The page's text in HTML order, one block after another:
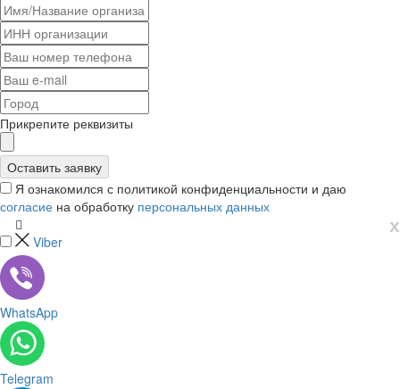
Прикрепите реквизиты
Я ознакомился с политикой конфиденциальности и даю
согласие на обработку персональных данных
х
Viber
WhatsApp
Telegram